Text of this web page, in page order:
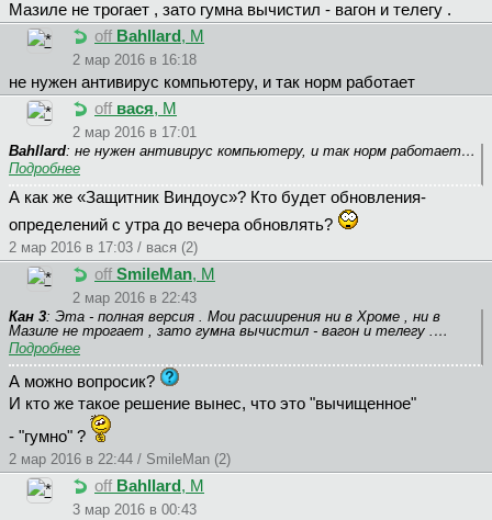
Мазиле не трогает , зато гумна вычистил - вагон и телегу .
off Bahllard , М
2 мар 2016 в 16:18
не нужен антивирус компьютеру, и так норм работает
off вася, М
2 мар 2016 в 17:01
Bahllard: не нужен антивирус компьютеру, и так норм работает…
Подробнее
А как же «Защитник Виндоус»? Кто будет обновления-
определений с утра до вечера обновлять?
2 мар 2016 в 17:03 / вася (2)
off SmileMan, М
2 мар 2016 в 22:43
Кан 3: Эта - полная версия . Мои расширения ни в Хроме , ни в
Мазиле не трогает , зато гумна вычистил - вагон и телегу .…
Подробнее
А можно вопросик?
И кто же такое решение вынес, что это "вычищенное"
- "гумно" ?
2 мар 2016 в 22:44 / SmileMan (2)
off Bahllard, М
3 мар 2016 в 00:43